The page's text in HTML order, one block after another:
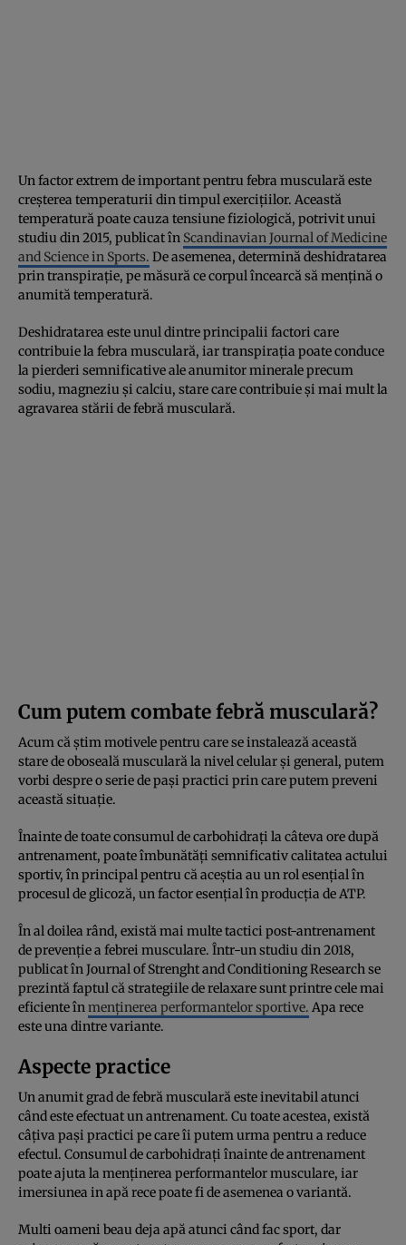
Un factor extrem de important pentru febra musculară este
creșterea temperaturii din timpul exercițiilor. Această
temperatură poate cauza tensiune fiziologică, potrivit unui
studiu din 2015, publicat în Scandinavian Journal of Medicine
and Science in Sports. De asemenea, determină deshidratarea
prin transpirație, pe măsură ce corpul încearcă să mențină o
anumită temperatură.
Deshidratarea este unul dintre principalii factori care
contribuie la febra musculară, iar transpirația poate conduce
la pierderi semnificative ale anumitor minerale precum
sodiu, magneziu și calciu, stare care contribuie și mai mult la
agravarea stării de febră musculară.
Cum putem combate febră musculară?
Acum că știm motivele pentru care se instalează această
stare de oboseală musculară la nivel celular și general, putem
vorbi despre o serie de pași practici prin care putem preveni
această situație.
Înainte de toate consumul de carbohidrați la câteva ore după
antrenament, poate îmbunătăți semnificativ calitatea actului
sportiv, în principal pentru că aceștia au un rol esențial în
procesul de glicoză, un factor esențial în producția de ATP.
În al doilea rând, există mai multe tactici post-antrenament
de prevenție a febrei musculare. Într-un studiu din 2018,
publicat în Journal of Strenght and Conditioning Research se
prezintă faptul că strategiile de relaxare sunt printre cele mai
eficiente înmenținerea performantelor sportive. Apa rece
este una dintre variante.
Aspecte practice
Un anumit grad de febră musculară este inevitabil atunci
când este efectuat un antrenament. Cu toate acestea, există
câțiva pași practici pe care îi putem urma pentru a reduce
efectul. Consumul de carbohidrați înainte de antrenament
poate ajuta la menținerea performantelor musculare, iar
imersiunea in apă rece poate fi de asemenea o variantă.
Multi oameni beau deja apă atunci când fac sport, dar